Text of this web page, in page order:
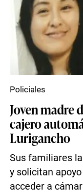
Joven madre
cajero
Lurigancho
Sus familiares
y solicitan
acceder a
Policiales